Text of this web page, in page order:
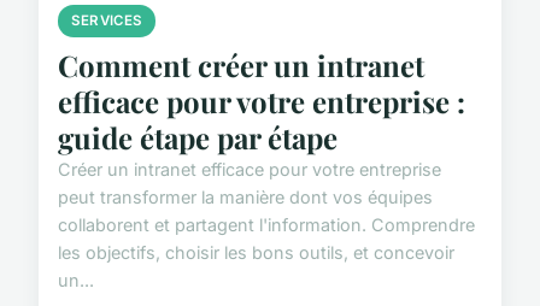
SERVICES
Comment créer un intranet
efficace pour votre entreprise :
guide étape par étape
Créer un intranet efficace pour votre entreprise
peut transformer la manière dont vos équipes
collaborent et partagent l'information. Comprendre
les objectifs, choisir les bons outils, et concevoir
un...